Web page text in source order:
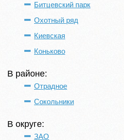
Битцевский парк
Охотный ряд
Киевская
Коньково
В районе:
Отрадное
Сокольники
В округе:
ЗАО